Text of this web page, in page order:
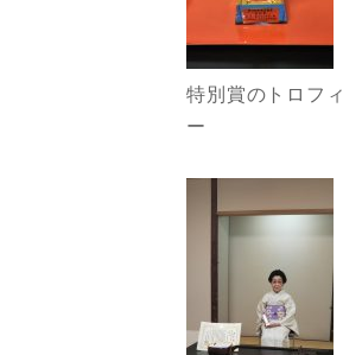
特別賞のトロフィ
ー